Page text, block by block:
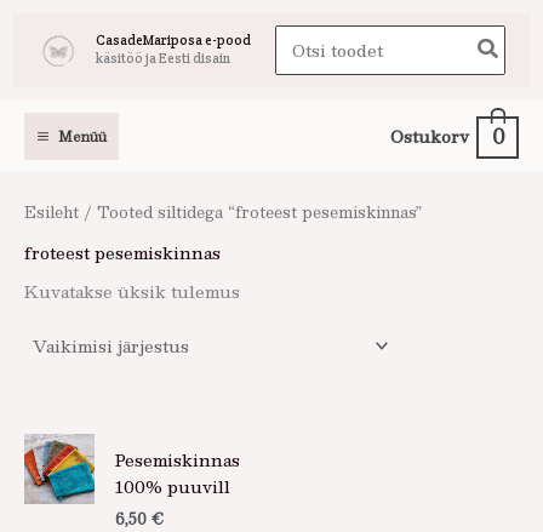
CasadeMariposa e-pood
käsitöö ja Eesti disain
Search
for:
Menüü Ostukorv 0
Esileht / Tooted siltidega “froteest pesemiskinnas”
froteest pesemiskinnas
Kuvatakse üksik tulemus
Pesemiskinnas
100% puuvill
6,50 €
tootel
on